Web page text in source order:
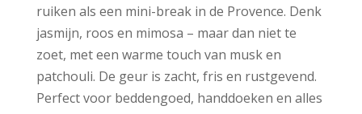
ruiken als een mini-break in de Provence. Denk
jasmijn, roos en mimosa – maar dan niet te
zoet, met een warme touch van musk en
patchouli. De geur is zacht, fris en rustgevend.
Perfect voor beddengoed, handdoeken en alles